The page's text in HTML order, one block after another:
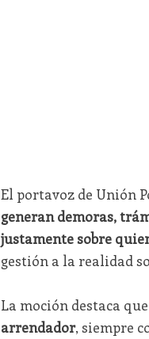
El portavoz de Unión
generan demoras,
justamente sobre
gestión a la realidad
La moción destaca que
arrendador, siempre